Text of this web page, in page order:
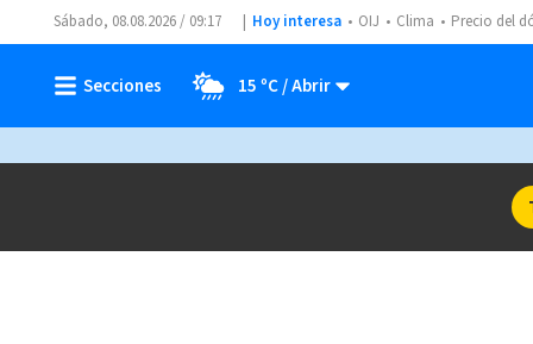
Sábado, 08.08.2026 / 09:17 Hoy interesa OIJ Clima Precio del
15 ºC